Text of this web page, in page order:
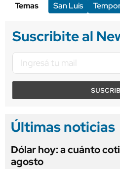
Temas
San Luis
Suscribite al
Últimas noticias
Dólar hoy: a cuánto
agosto